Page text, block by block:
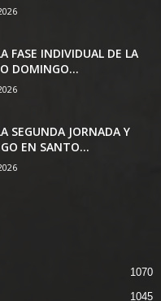
FASE INDIVIDUAL DE LA
DOMINGO...
SEGUNDA JORNADA Y
EN SANTO...
1070
1045